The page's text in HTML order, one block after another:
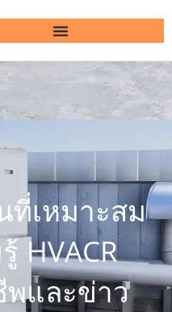
เหมาะสม
HVACR
และข่าว